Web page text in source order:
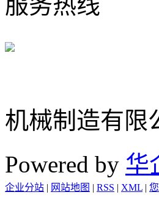
机械制造有
Powered by 华
企业分站 | 网站地图 | RSS | XML |